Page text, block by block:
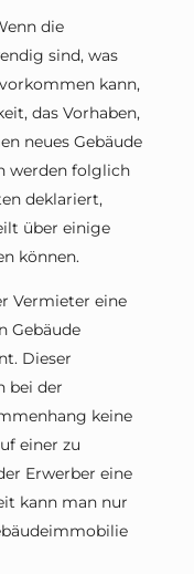
die
sind, was
kann,
das Vorhaben,
neues Gebäude
werden folglich
deklariert,
über einige
können.
Vermieter eine
Gebäude
Dieser
bei der
keine
einer zu
Erwerber eine
kann man nur